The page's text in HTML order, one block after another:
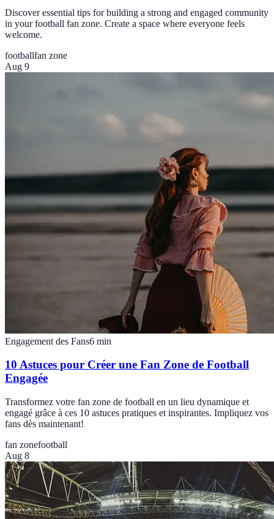
Discover essential tips for building a strong and engaged community
in your football fan zone. Create a space where everyone feels
welcome.
footballfan zone
Aug 9
Engagement des Fans6 min
10 Astuces pour Créer une Fan Zone de Football
Engagée
Transformez votre fan zone de football en un lieu dynamique et
engagé grâce à ces 10 astuces pratiques et inspirantes. Impliquez vos
fans dès maintenant!
fan zonefootball
Aug 8